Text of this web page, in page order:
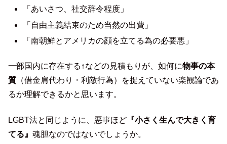
「あいさつ、社交辞令程度」
「自由主義結束のため当然の出費」
「南朝鮮とアメリカの顔を立てる為の必要悪」
一部国内に存在する↑などの見積もりが、如何に物事の本
質 （借金肩代わり・利敵行為）を捉えていない楽観論であ
るか理解できるかと思います。
LGBT法と同じように、悪事ほど 『小さく生んで大きく育
てる』 魂胆なのではないでしょうか。